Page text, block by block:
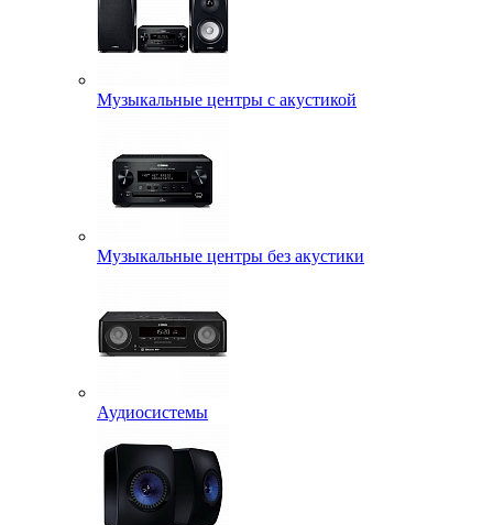
Музыкальные центры с акустикой
Музыкальные центры без акустики
Аудиосистемы